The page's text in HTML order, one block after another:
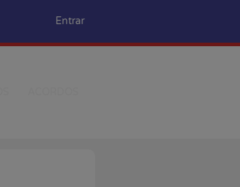
Entrar